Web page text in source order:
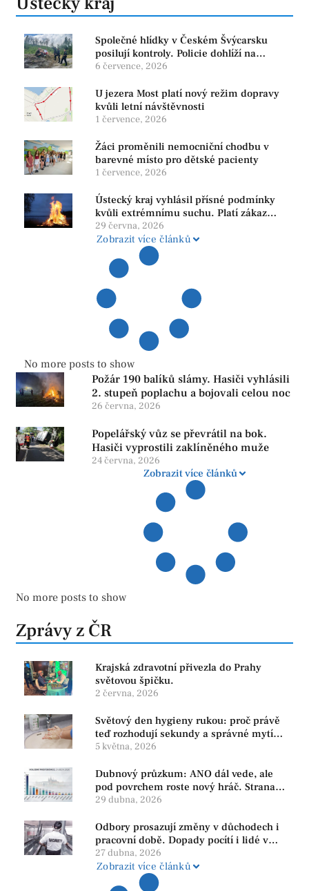
Společné hlídky v Českém Švýcarsku
posilují kontroly. Policie dohlíží na
bezpečnost i ochranu přírody
6 července, 2026
U jezera Most platí nový režim dopravy
kvůli letní návštěvnosti
1 července, 2026
Žáci proměnili nemocniční chodbu v
barevné místo pro dětské pacienty
1 července, 2026
Ústecký kraj vyhlásil přísné podmínky
kvůli extrémnímu suchu. Platí zákaz
ohňů i pyrotechniky
29 června, 2026
Zobrazit více článků
No more posts to show
Požár 190 balíků slámy. Hasiči vyhlásili
2. stupeň poplachu a bojovali celou noc
26 června, 2026
Popelářský vůz se převrátil na bok.
Hasiči vyprostili zaklíněného muže
24 června, 2026
Zobrazit více článků
No more posts to show
Zprávy z ČR
Krajská zdravotní přivezla do Prahy
světovou špičku.
2 června, 2026
Světový den hygieny rukou: proč právě
teď rozhodují sekundy a správné mytí
rukou
5 května, 2026
Dubnový průzkum: ANO dál vede, ale
pod povrchem roste nový hráč. Strana
PRO se drží nejvýš mezi menšími
29 dubna, 2026
Odbory prosazují změny v důchodech i
pracovní době. Dopady pocítí i lidé v
našem regionu
27 dubna, 2026
Zobrazit více článků